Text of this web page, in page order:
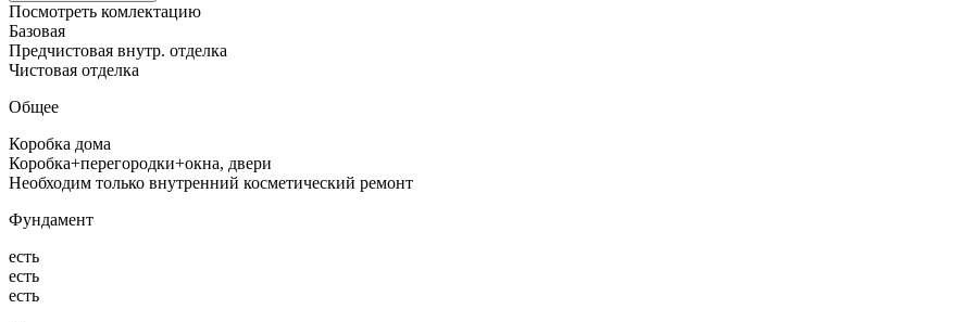
Посмотреть комлектацию
Базовая
Предчистовая внутр. отделка
Чистовая отделка
Общее
Коробка дома
Коробка+перегородки+окна, двери
Необходим только внутренний косметический ремонт
Фундамент
есть
есть
есть